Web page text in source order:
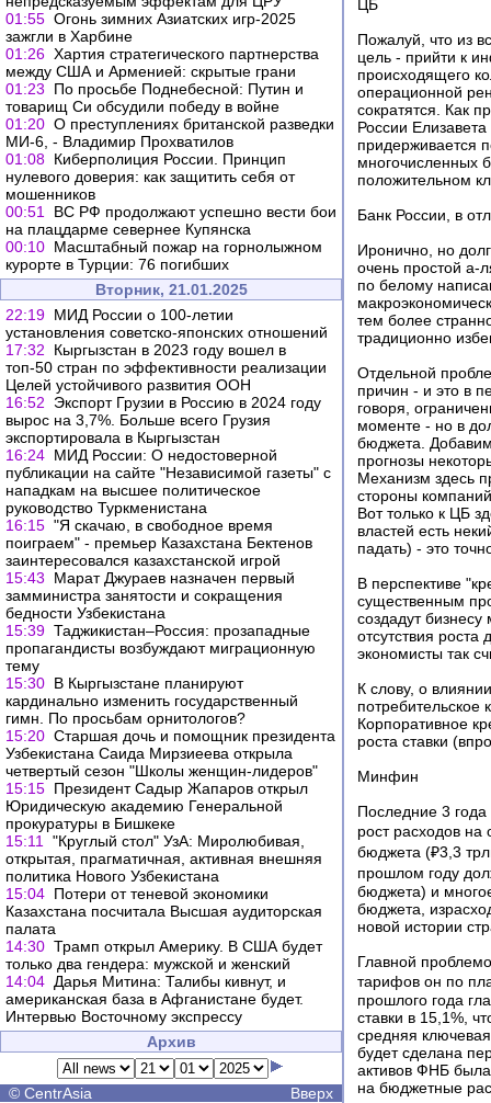
01:55 Огонь зимних Азиатских игр-2025
зажгли в Харбине
01:26 Хартия стратегического партнерства
между США и Арменией: скрытые грани
01:23
По просьбе Поднебесной: Путин и
товарищ Си обсудили победу в войне
01:20 О преступлениях британской разведки
МИ-6, - Владимир Прохватилов
01:08 Киберполиция России. Принцип
нулевого доверия: как защитить себя от
мошенников
00:51
ВС РФ продолжают успешно вести бои
на плацдарме севернее Купянска
00:10 Масштабный пожар на горнолыжном
курорте в Турции: 76 погибших
Вторник, 21.01.2025
22:19 МИД России о 100-летии
установления советско-японских отношений
17:32
Кыргызстан в 2023 году вошел в
топ-50 стран по эффективности реализации
Целей устойчивого развития ООН
16:52
Экспорт Грузии в Россию в 2024 году
вырос на 3,7%. Больше всего Грузия
экспортировала в Кыргызстан
16:24 МИД России: О недостоверной
публикации на сайте "Независимой газеты" с
нападкам на высшее политическое
руководство Туркменистана
16:15 "Я скачаю, в свободное время
поиграем" - премьер Казахстана Бектенов
заинтересовался казахстанской игрой
15:43
Марат Джураев назначен первый
замминистра занятости и сокращения
бедности Узбекистана
15:39 Таджикистан–Россия: прозападные
пропагандисты возбуждают миграционную
тему
15:30 В Кыргызстане планируют
кардинально изменить государственный
гимн. По просьбам орнитологов?
15:20 Старшая дочь и помощник президента
Узбекистана Саида Мирзиеева открыла
четвертый сезон "Школы женщин-лидеров"
15:15 Президент Садыр Жапаров открыл
Юридическую академию Генеральной
прокуратуры в Бишкеке
15:11
"Круглый стол" УзА: Миролюбивая,
открытая, прагматичная, активная внешняя
политика Нового Узбекистана
15:04 Потери от теневой экономики
Казахстана посчитала Высшая аудиторская
палата
14:30 Трамп открыл Америку. В США будет
только два гендера: мужской и женский
14:04 Дарья Митина: Талибы кивнут, и
американская база в Афганистане будет.
Интервью Восточному экспрессу
Архив
© CentrAsia Вверх
ЦБ
Пожалуй, что из
цель - прийти к
происходящего
операционной
сократятся. Как
России
придерживается
многочисленных
положительном
Банк России, в
Иронично, но
очень простой а-
по белому
тем более
традиционно
Отдельной
причин - и это в
говоря,
моменте - но в
бюджета.
прогнозы
Механизм здесь
стороны
Вот только к ЦБ
властей есть
падать) - это
В перспективе
существенным
создадут
отсутствия
экономисты так
К слову, о
потребительское
Корпоративное
роста ставки
Минфин
Последние 3
рост расходов
бюджета (₽3,3
прошлом году
бюджета) и
бюджета,
новой истории
Главной
тарифов он по
прошлого года
ставки в 15,1%,
средняя
будет сделана
активов ФНБ
на бюджетные